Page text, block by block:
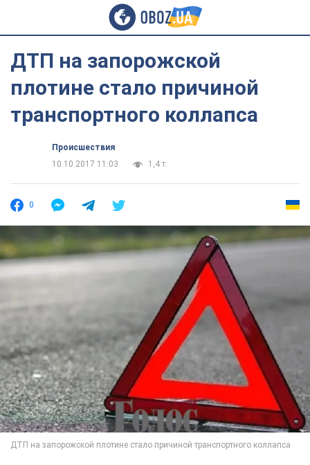
ДТП на запорожской
плотине стало причиной
транспортного коллапса
Происшествия
10.10.2017 11:03
1,4 т.
0